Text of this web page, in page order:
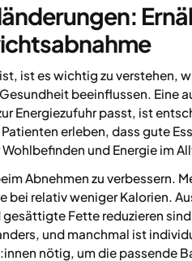
ist es wichtig zu verstehen,
beeinflussen. Eine
Energiezufuhr passt, ist
erleben, dass gute
und Energie im
Abnehmen zu verbessern.
relativ weniger Kalorien.
Fette reduzieren
und manchmal ist
nötig, um die passende